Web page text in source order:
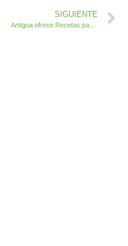
SIGUIENTE
Antigua ofrece Recetas para los buenos tratos